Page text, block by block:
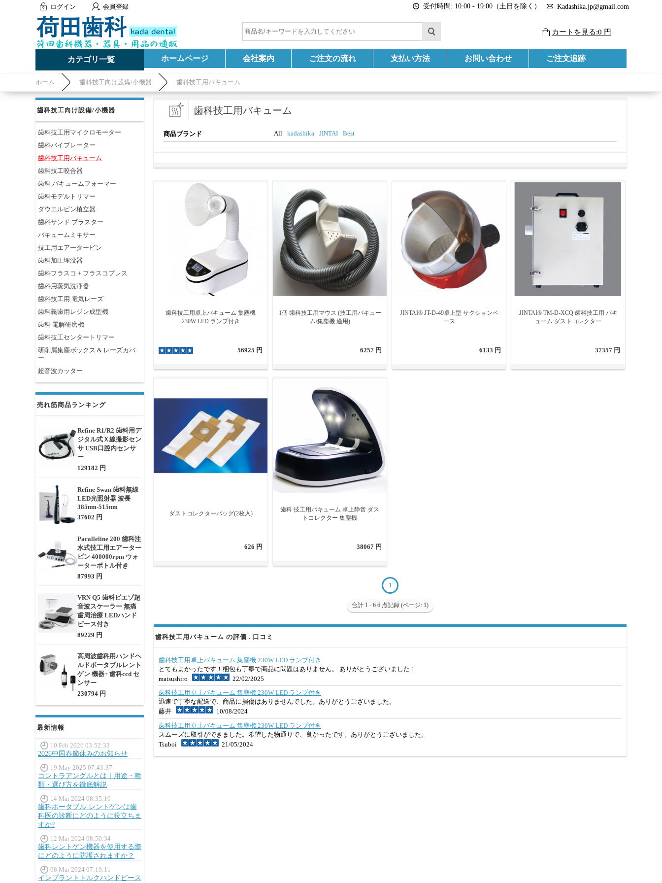
ログイン 会員登録 受付時間: 10:00 - 19:00（土日を除く） Kadashika.jp@gmail.com
カートを見る:0 円
カテゴリ一覧 ホームページ 会社案内 ご注文の流れ 支払い方法 お問い合わせ ご注文追跡
ホーム 歯科技工向け設備/小機器 歯科技工用バキューム
歯科技工向け設備/小機器
歯科技工用マイクロモーター
歯科バイブレーター
歯科技工用バキューム
歯科技工咬合器
歯科 バキュームフォーマー
歯科モデルトリマー
ダウエルピン植立器
歯科サンド ブラスター
バキュームミキサー
技工用エアータービン
歯科加圧埋没器
歯科フラスコ + フラスコプレス
歯科用蒸気洗浄器
歯科技工用 電気レーズ
歯科義歯用レジン成型機
歯科 電解研磨機
歯科技工センタートリマー
研削屑集塵ボックス & レーズカバ
ー
超音波カッター
売れ筋商品ランキング
Refine R1/R2 歯科用デ
ジタル式Ｘ線撮影セン
サ USB口腔内センサ
ー
129182 円
Refine Swan 歯科無線
LED光照射器 波長
385nm-515nm
37602 円
Paralleline 200 歯科注
水式技工用エアーター
ビン 400000rpm ウォ
ーターボトル付き
87993 円
VRN Q5 歯科ピエゾ超
音波スケーラー 無痛
歯周治療 LEDハンド
ピース付き
89229 円
高周波歯科用ハンドヘ
ルドポータブルレント
ゲン 機器+ 歯科ccd セ
ンサー
230794 円
最新情報
10 Feb 2026 03:52:33
2026中国春節休みのお知らせ
19 May 2025 07:43:37
コントラアングルとは｜用途・種
類・選び方を徹底解説
14 Mar 2024 08:35:10
歯科ポータブル レントゲンは歯
科医の診断にどのように役立ちま
すか?
12 Mar 2024 08:50:34
歯科レントゲン機器を使用する際
にどのように防護されますか？
08 Mar 2024 07:19:11
インプラントトルクハンドピース
歯科技工用バキューム
商品ブランド All kadashika JINTAI Best
歯科技工用卓上バキューム 集塵機
230W LED ランプ付き
56925 円
1個 歯科技工用マウス (技工用バキュー
ム/集塵機 適用)
6257 円
JINTAI® JT-D-49卓上型 サクションベ
ース
6133 円
JINTAI® TM-D-XCQ 歯科技工用 バキ
ューム ダストコレクター
37357 円
ダストコレクターバッグ(2枚入)
626 円
歯科 技工用バキューム 卓上静音 ダス
トコレクター 集塵機
38067 円
1
合計 1 - 6 6 点記録 (ページ: 1)
歯科技工用バキューム の評価 . 口コミ
歯科技工用卓上バキューム 集塵機 230W LED ランプ付き
とてもよかったです！梱包も丁寧で商品に問題はありません。 ありがとうございました！
matsushiro
22/02/2025
歯科技工用卓上バキューム 集塵機 230W LED ランプ付き
迅速で丁寧な配送で、商品に損傷はありませんでした。ありがとうございました。
藤井
10/08/2024
歯科技工用卓上バキューム 集塵機 230W LED ランプ付き
スムーズに取引ができました。希望した物通りで、良かったです。ありがとうございました。
Tsuboi
21/05/2024